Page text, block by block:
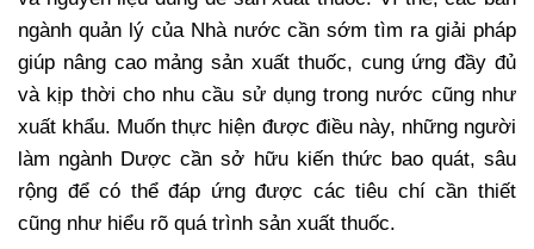
ngành quản lý của Nhà nước cần sớm tìm ra giải pháp
giúp nâng cao mảng sản xuất thuốc, cung ứng đầy đủ
và kịp thời cho nhu cầu sử dụng trong nước cũng như
xuất khẩu. Muốn thực hiện được điều này, những người
làm ngành Dược cần sở hữu kiến thức bao quát, sâu
rộng để có thể đáp ứng được các tiêu chí cần thiết
cũng như hiểu rõ quá trình sản xuất thuốc.